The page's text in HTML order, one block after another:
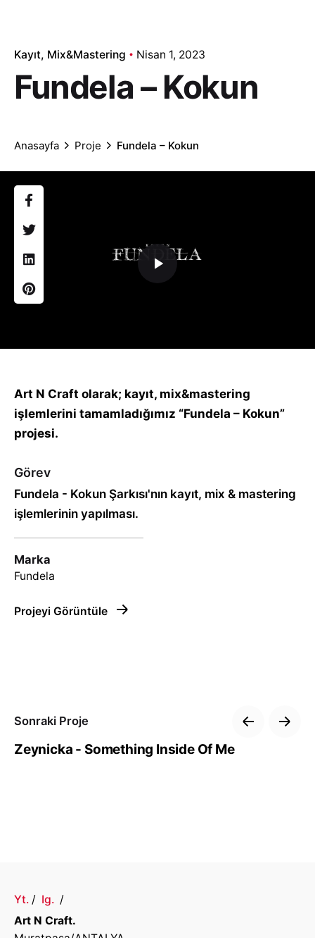
Kayıt Mix&Mastering Nisan 1, 2023
Fundela – Kokun
Anasayfa Proje Fundela – Kokun
Art N Craft olarak; kayıt, mix&mastering
işlemlerini tamamladığımız “Fundela – Kokun”
projesi.
Görev
Fundela - Kokun Şarkısı'nın kayıt, mix & mastering
işlemlerinin yapılması.
Marka
Fundela
Projeyi Görüntüle
Sonraki Proje
Zeynicka - Something Inside Of Me
Yt. / Ig. /
Art N Craft.
Muratpaşa/ANTALYA,